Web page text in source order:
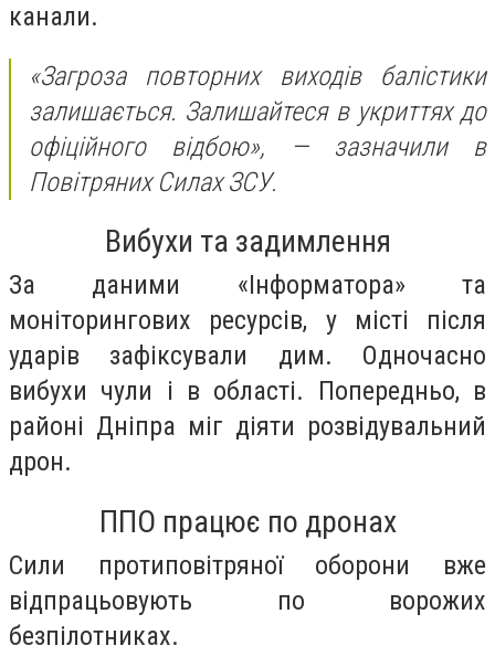
канали.
«Загроза повторних виходів балістики
залишається. Залишайтеся в укриттях до
офіційного відбою», —зазначили в
Повітряних Силах ЗСУ.
Вибухи та задимлення
За даними «Інформатора» та
моніторингових ресурсів, у місті після
ударів зафіксували дим. Одночасно
вибухи чули і в області. Попередньо, в
районі Дніпра міг діяти розвідувальний
дрон.
ППО працює по дронах
Сили протиповітряної оборони вже
відпрацьовують по ворожих
безпілотниках.